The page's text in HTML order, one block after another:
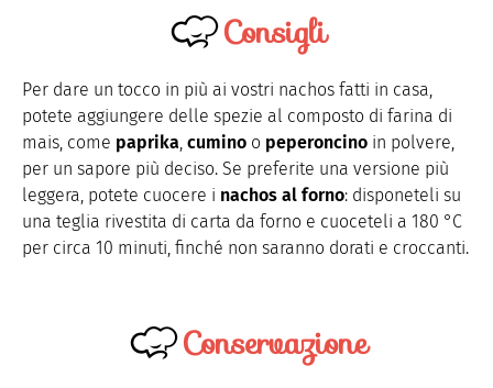
Consigli
Per dare un tocco in più ai vostri nachos fatti in casa,
potete aggiungere delle spezie al composto di farina di
mais, come paprika, cumino o peperoncino in polvere,
per un sapore più deciso. Se preferite una versione più
leggera, potete cuocere i nachos al forno: disponeteli su
una teglia rivestita di carta da forno e cuoceteli a 180 °C
per circa 10 minuti, finché non saranno dorati e croccanti.
Conservazione